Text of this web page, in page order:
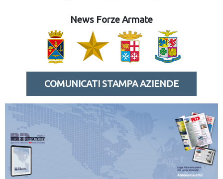
News Forze Armate
COMUNICATI STAMPA AZIENDE